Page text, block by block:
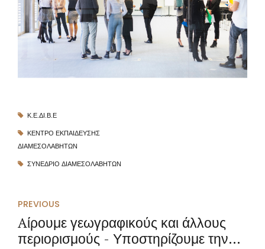
Κ.Ε.ΔΙ.Β.Ε
ΚΈΝΤΡΟ ΕΚΠΑΊΔΕΥΣΗΣ
ΔΙΑΜΕΣΟΛΑΒΗΤΏΝ
ΣΥΝΕΔΡΙΟ ΔΙΑΜΕΣΟΛΑΒΗΤΩΝ
PREVIOUS
Aίρουμε γεωγραφικούς και άλλους
περιορισμούς - Υποστηρίζουμε την